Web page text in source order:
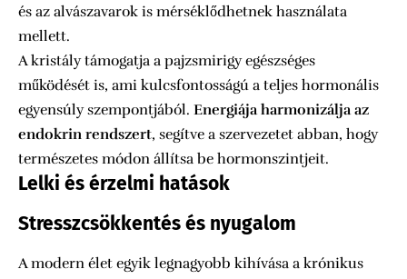
és az alvászavarok is mérséklődhetnek használata
mellett.
A kristály támogatja a pajzsmirigy egészséges
működését is, ami kulcsfontosságú a teljes hormonális
egyensúly szempontjából. Energiája harmonizálja az
endokrin rendszert, segítve a szervezetet abban, hogy
természetes módon állítsa be hormonszintjeit.
Lelki és érzelmi hatások
Stresszcsökkentés és nyugalom
A modern élet egyik legnagyobb kihívása a krónikus